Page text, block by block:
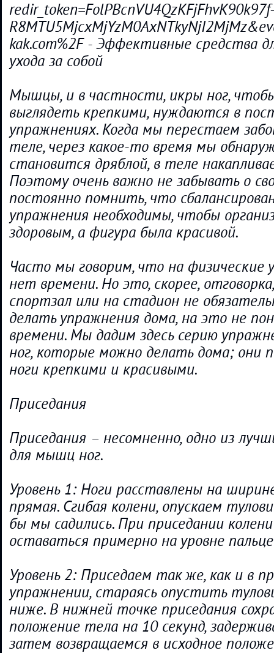
kak.com%2F - Эффективные средства
ухода за собой
Мышцы, и в частности, икры ног,
выглядеть крепкими, нуждаются в
упражнениях. Когда мы перестаем
теле, через какое-то время мы
становится дряблой, в теле
Поэтому очень важно не забывать о
постоянно помнить, что
упражнения необходимы, чтобы
здоровым, а фигура была красивой.
Часто мы говорим, что на физические
нет времени. Но это, скорее,
спортзал или на стадион не
делать упражнения дома, на это не
времени. Мы дадим здесь серию
ног, которые можно делать дома; они
ноги крепкими и красивыми.
Приседания
Приседания – несомненно, одно из
для мышц ног.
Уровень 1: Ноги расставлены на
прямая. Сгибая колени, опускаем
бы мы садились. При приседании
оставаться примерно на уровне
Уровень 2: Приседаем так же, как и в
упражнении, стараясь опустить
ниже. В нижней точке приседания
положение тела на 10 секунд,
затем возвращаемся в исходное